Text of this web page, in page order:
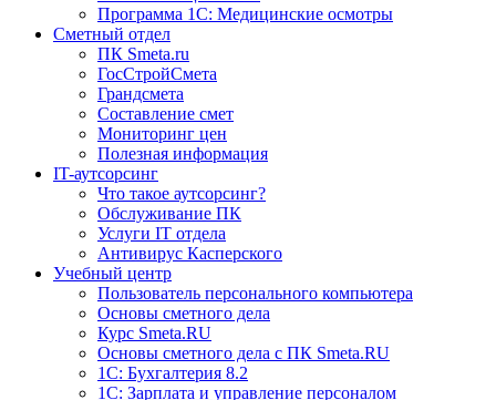
Программа 1С: Медицинские осмотры
Сметный отдел
ПК Smeta.ru
ГосСтройСмета
Грандсмета
Составление смет
Мониторинг цен
Полезная информация
IT-аутсорсинг
Что такое аутсорсинг?
Обслуживание ПК
Услуги IT отдела
Антивирус Касперского
Учебный центр
Пользователь персонального компьютера
Основы сметного дела
Курс Smeta.RU
Основы сметного дела с ПК Smeta.RU
1С: Бухгалтерия 8.2
1С: Зарплата и управление персоналом